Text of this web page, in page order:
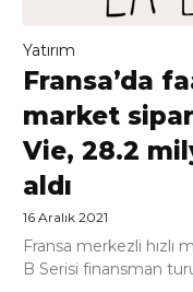
Yatırım
Fransa’da
market
Vie, 28.2
aldı
16 Aralık 2021
Fransa merkezli
B Serisi finansman